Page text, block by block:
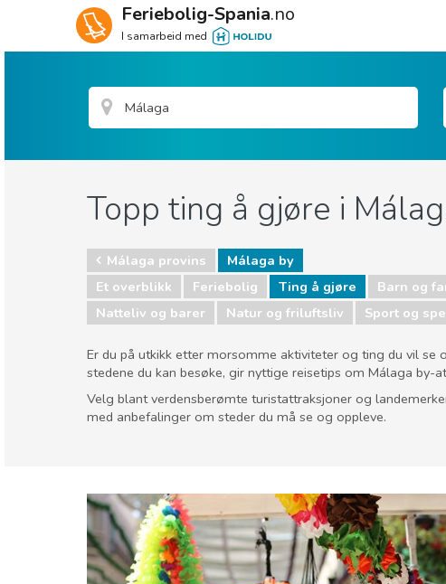
Feriebolig-Spania.no
I samarbeid med
Topp ting å gjøre i
Málaga provins
Málaga by
Et overblikk
Feriebolig Ting å gjøre Barn og
Natteliv og barer
Natur og friluftsliv Sport og
Er du på utkikk etter morsomme aktiviteter og ting du vil se
stedene du kan besøke, gir nyttige reisetips om Málaga by-
Velg blant verdensberømte turistattraksjoner og
med anbefalinger om steder du må se og oppleve.
Barn og familie
Handle Hvor kan man bo
Sport og spenning
Strender